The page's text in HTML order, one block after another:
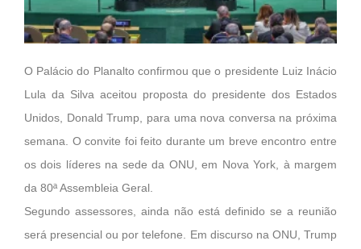
O Palácio do Planalto confirmou que o presidente Luiz Inácio
Lula da Silva aceitou proposta do presidente dos Estados
Unidos, Donald Trump, para uma nova conversa na próxima
semana. O convite foi feito durante um breve encontro entre
os dois líderes na sede da ONU, em Nova York, à margem
da 80ª Assembleia Geral.
Segundo assessores, ainda não está definido se a reunião
será presencial ou por telefone. Em discurso na ONU, Trump